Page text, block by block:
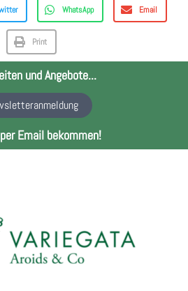
WhatsApp Email
Print
und Angebote...
Email bekommen!